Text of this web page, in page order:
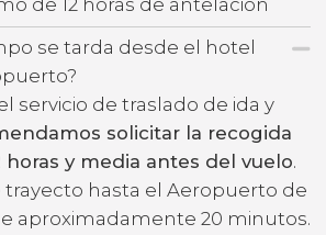
se tarda desde el hotel
servicio de traslado de ida y
solicitar la recogida
y media antes del vuelo.
trayecto hasta el Aeropuerto de
aproximadamente 20 minutos.